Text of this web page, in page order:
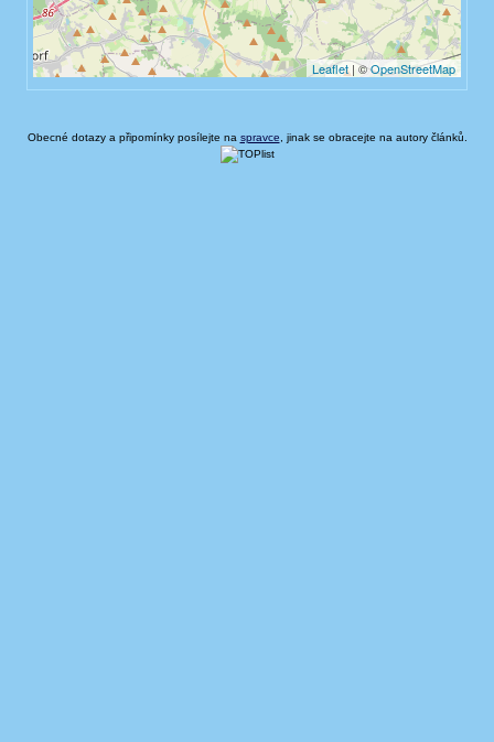
Obecné dotazy a připomínky posílejte na spravce , jinak se obracejte na autory článků.